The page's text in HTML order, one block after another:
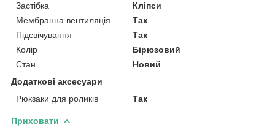
Застібка
Кліпси
Мембранна вентиляція
Так
Підсвічування
Так
Колір
Бірюзовий
Стан
Новий
Додаткові аксесуари
Рюкзаки для роликів
Так
Приховати